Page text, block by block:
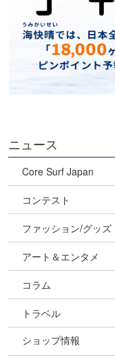
ニュース
Core Surf Japan
コンテスト
ファッション/グッズ
アート＆エンタメ
コラム
トラベル
ショップ情報